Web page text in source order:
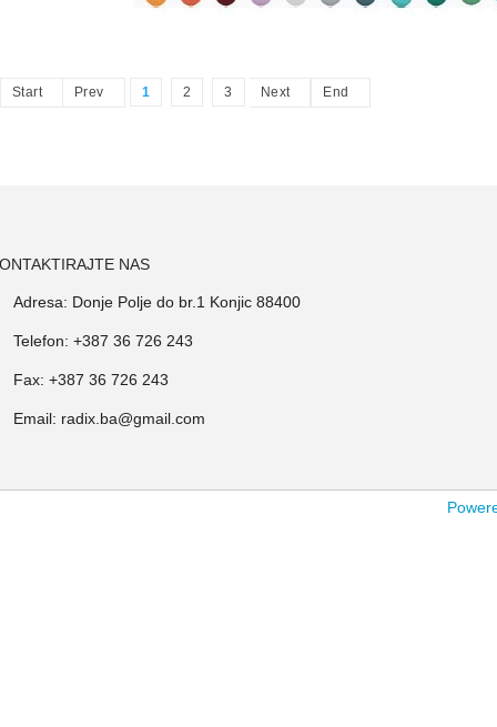
Start Prev 1 2 3 Next End
NAS
Adresa: Donje Polje do br.1 Konjic 88400
Telefon: +387 36 726 243
Fax: +387 36 726 243
Email: radix.ba@gmail.com